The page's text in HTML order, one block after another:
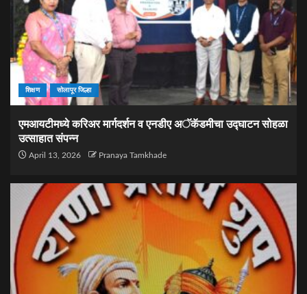
शिक्षण सोलापूर जिल्हा
एमआयटीमध्ये करिअर मार्गदर्शन व एनडीए अॅकॅडमीचा उद्घाटन सोहळा
उत्साहात संपन्न
April 13, 2026 Pranaya Tamkhade